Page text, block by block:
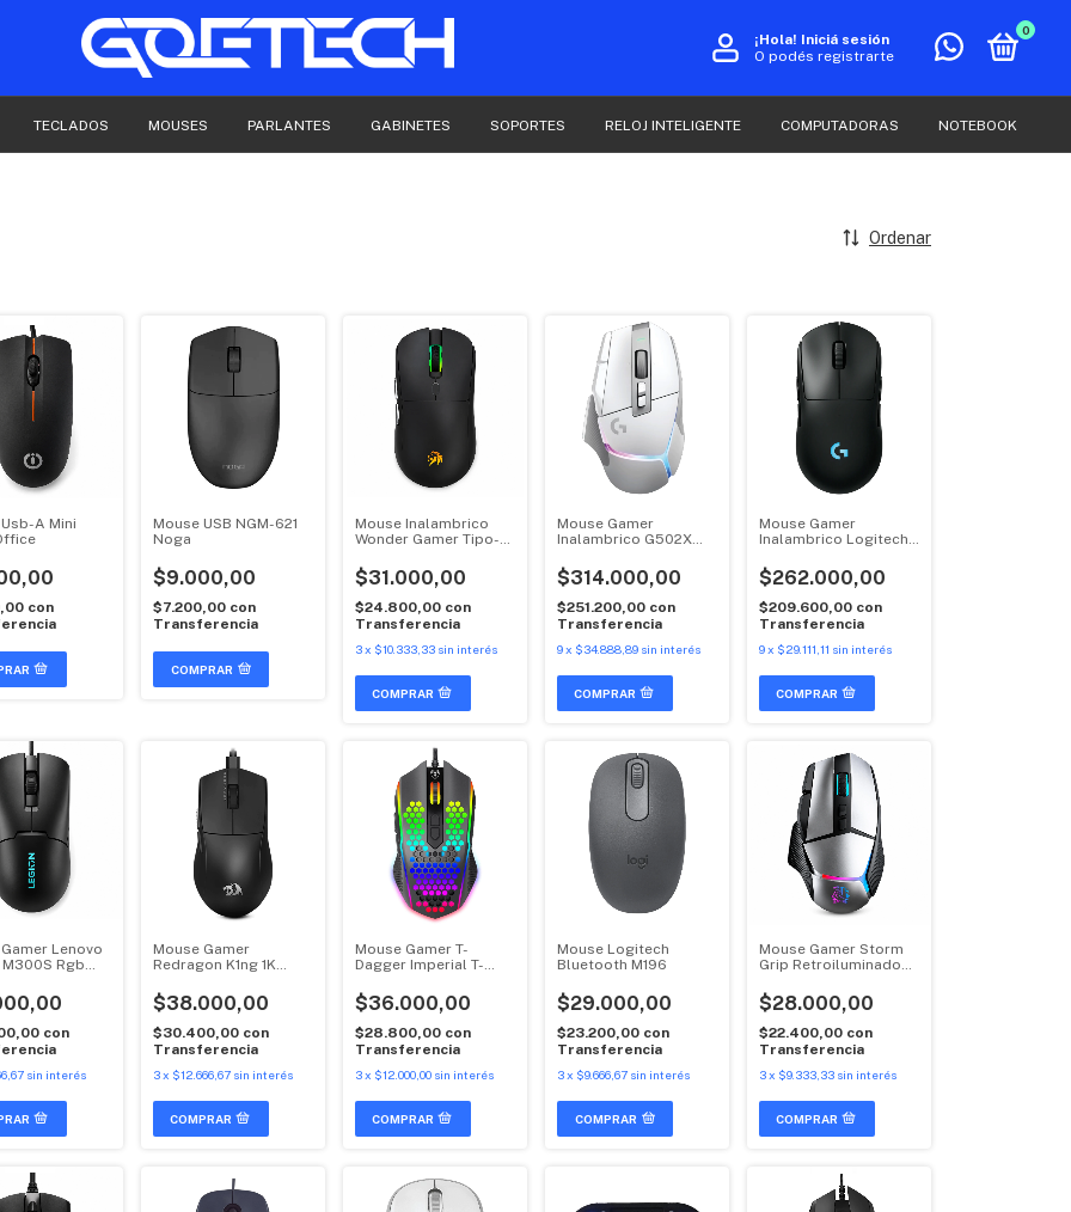
¡Hola! Iniciá sesión
O podés registrarte
0
TECLADOS MOUSES PARLANTES GABINETES SOPORTES RELOJ INTELIGENTE COMPUTADORAS NOTEBOOK
Ordenar
A Mini
con
Mouse USB NGM-621
Noga
$9.000,00
$7.200,00 con
Transferencia
COMPRAR
Mouse Inalambrico
Wonder Gamer Tipo-c
$31.000,00
$24.800,00 con
Transferencia
3x $10.333,33 sin interés
Mouse Gamer
Inalambrico G502X
$314.000,00
$251.200,00 con
Transferencia
9x $34.888,89 sin interés
Mouse Gamer
Inalambrico Logitech
$262.000,00
$209.600,00 con
Transferencia
9x $29.111,11 sin interés
Lenovo
Rgb
con
sin interés
Mouse Gamer
Redragon K1ng 1K
$38.000,00
$30.400,00 con
Transferencia
3x $12.666,67 sin interés
Mouse Gamer T-
Dagger Imperial T-
$36.000,00
$28.800,00 con
Transferencia
3x $12.000,00 sin interés
Mouse Logitech
Bluetooth M196
$29.000,00
$23.200,00 con
Transferencia
3x $9.666,67 sin interés
COMPRAR
Mouse Gamer Storm
Grip Retroiluminado
$28.000,00
$22.400,00 con
Transferencia
3x $9.333,33 sin interés